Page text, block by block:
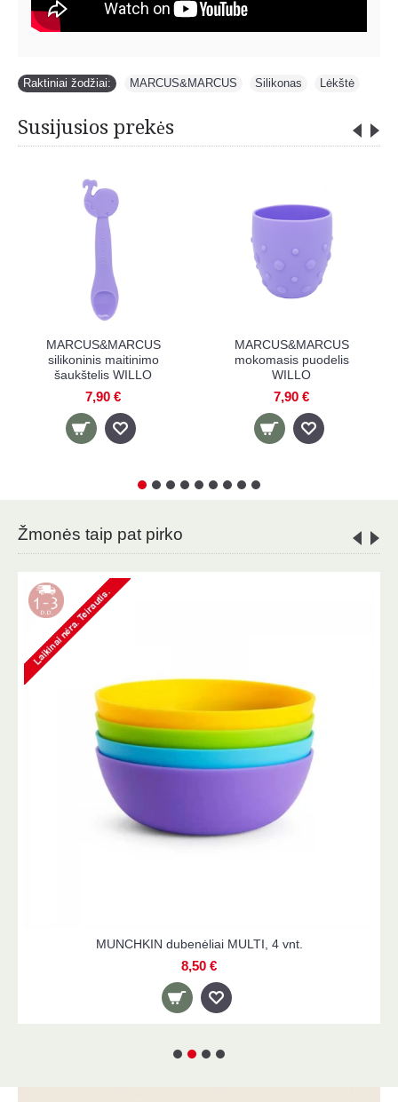
Raktiniai žodžiai: MARCUS&MARCUS Silikonas Lėkštė
Susijusios prekės
puodelis
WILLO
MARCUS&MARCUS
prisisiurbianti lėkštė
Žmonės taip pat pirko
MUNCHKIN dubenėliai MULTI, 4 vnt.
8,50 €